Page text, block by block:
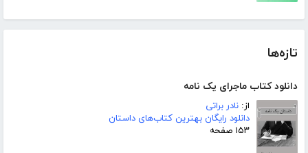
تازه‌ها
دانلود کتاب ماجرای یک نامه
از: نادر براتی
دانلود رایگان بهترین کتاب‌های داستان
۱۵۳ صفحه